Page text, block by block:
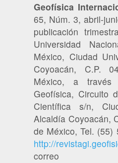
Geofísica
65, Núm. 3, abril-
publicación
Universidad
México, Ciudad
Coyoacán, C.P.
México, a
Geofísica, Circuito
Científica s/n,
Alcaldía Coyoacán,
de México, Tel. (55)
http://
correo